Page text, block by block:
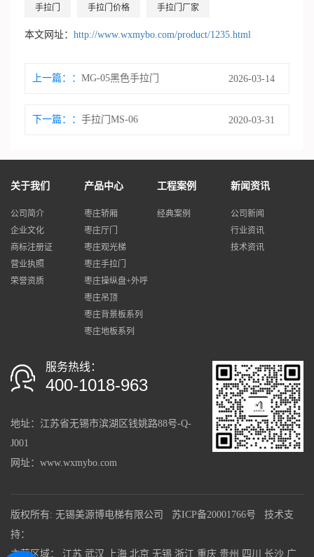
手拉门 手拉门价格 手拉门厂家
本文网址： http://www.wxmybo.com/product/1235.html
上一篇： MG-05黑色手拉门 2026-03-14
下一篇： 手拉门MS-06 2020-03-31
关于我们
公司简介
企业文化
商标注册证
营业执照
荣誉资质
产品中心
枣庄轿厢
枣庄厅门
枣庄观光梯
枣庄手拉门
枣庄操纵盘+外呼
枣庄吊顶
枣庄背景板系列
枣庄地板系列
工程案例
经典案例
新闻资讯
公司新闻
行业资讯
技术资讯
服务热线：
400-1018-963
地址： 江苏省无锡市滨湖区钱姚路88号-Q-
J001
网址：www.wxmybo.com
版权所有: 无锡美源博电梯有限公司 苏ICP备20001766号
技术支
持：
主营区域： 江苏 武汉 上海 北京 无锡 浙江 重庆 贵州 四川 长沙 广